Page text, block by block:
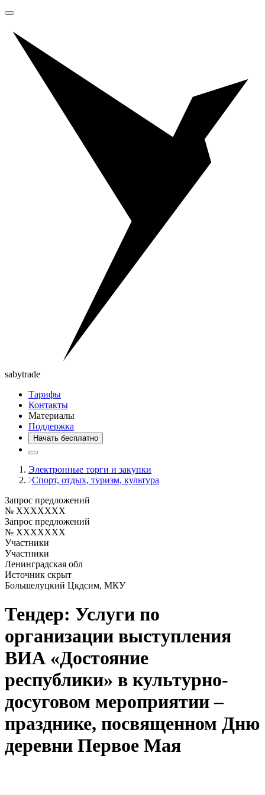
sabytrade
Тарифы
Контакты
Материалы
Поддержка
Начать бесплатно
Электронные торги и закупки
Спорт, отдых, туризм, культура
Запрос предложений
№ XXXXXXX
Запрос предложений
№ XXXXXXX
Участники
Участники
Ленинградская обл
Источник скрыт
Большелуцкий Цкдсим, МКУ
Тендер: Услуги по
организации выступления
ВИА «Достояние
республики» в культурно-
досуговом мероприятии –
празднике, посвященном Дню
деревни Первое Мая